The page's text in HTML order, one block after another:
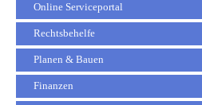
Online Serviceportal
Rechtsbehelfe
Planen & Bauen
Finanzen